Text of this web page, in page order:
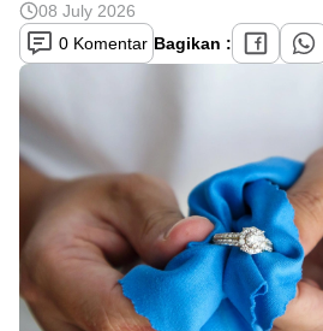
08 July 2026
0 Komentar Bagikan :